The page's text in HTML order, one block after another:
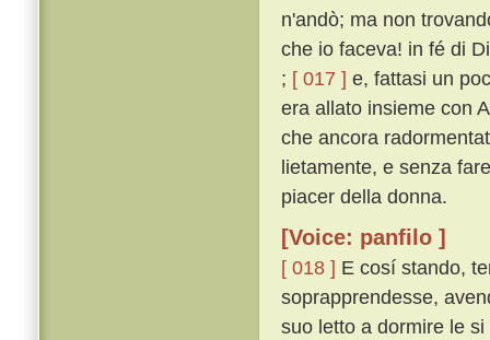
n'andò; ma non
che io faceva! in fé di
; [ 017 ] e, fattasi un
era allato insieme con
che ancora
lietamente, e senza
piacer della donna.
[Voice: panfilo ]
[ 018 ] E cosí stando,
soprapprendesse,
suo letto a dormire le